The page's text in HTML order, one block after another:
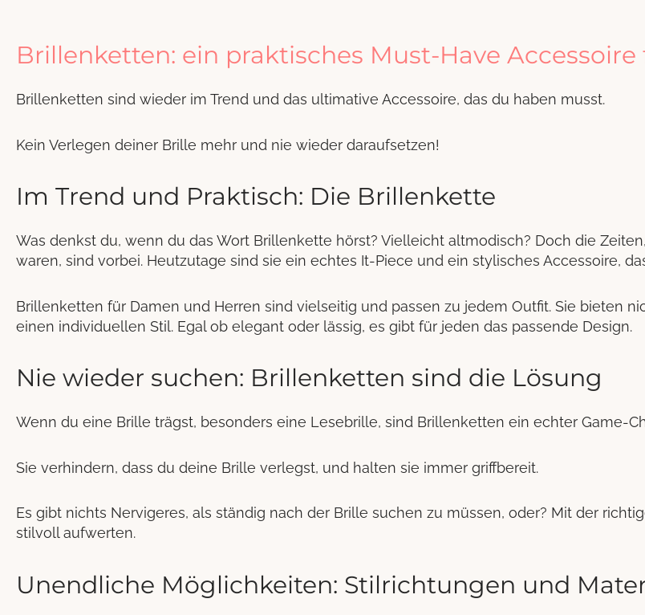
Brillenketten: ein praktisches Must-Have
Brillenketten sind wieder im Trend und das ultimative Accessoire, das du haben musst.
Kein Verlegen deiner Brille mehr und nie wieder daraufsetzen!
Im Trend und Praktisch: Die Brillenkette
Was denkst du, wenn du das Wort Brillenkette hörst? Vielleicht altmodisch? Doch die
waren, sind vorbei. Heutzutage sind sie ein echtes It-Piece und ein stylisches Accessoire,
Brillenketten für Damen und Herren sind vielseitig und passen zu jedem Outfit. Sie bieten
einen individuellen Stil. Egal ob elegant oder lässig, es gibt für jeden das passende Design.
Nie wieder suchen: Brillenketten sind die Lösung
Wenn du eine Brille trägst, besonders eine Lesebrille, sind Brillenketten ein echter Game-
Sie verhindern, dass du deine Brille verlegst, und halten sie immer griffbereit.
Es gibt nichts Nervigeres, als ständig nach der Brille suchen zu müssen, oder? Mit der
stilvoll aufwerten.
Unendliche Möglichkeiten: Stilrichtungen und